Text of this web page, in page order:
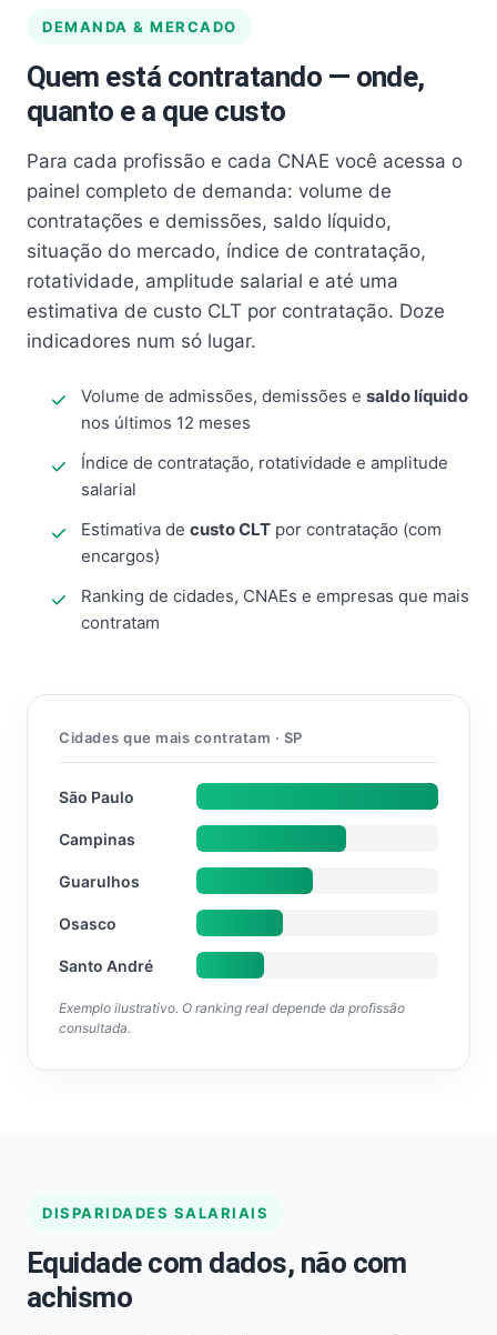
DEMANDA & MERCADO
Quem está contratando — onde,
quanto e a que custo
Para cada profissão e cada CNAE você acessa o
painel completo de demanda: volume de
contratações e demissões, saldo líquido,
situação do mercado, índice de contratação,
rotatividade, amplitude salarial e até uma
estimativa de custo CLT por contratação. Doze
indicadores num só lugar.
Volume de admissões, demissões e saldo líquido
nos últimos 12 meses
Índice de contratação, rotatividade e amplitude
salarial
Estimativa de custo CLT por contratação (com
encargos)
Ranking de cidades, CNAEs e empresas que mais
contratam
Cidades que mais contratam · SP
São Paulo
Campinas
Guarulhos
Osasco
Santo André
Exemplo ilustrativo. O ranking real depende da profissão
consultada.
DISPARIDADES SALARIAIS
Equidade com dados, não com
achismo